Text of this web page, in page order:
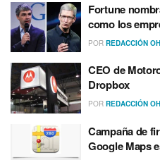
Fortune
como los
POR REDACCIÓN
CEO de
Dropbox
POR REDACCIÓN
Campaña de
Google Maps